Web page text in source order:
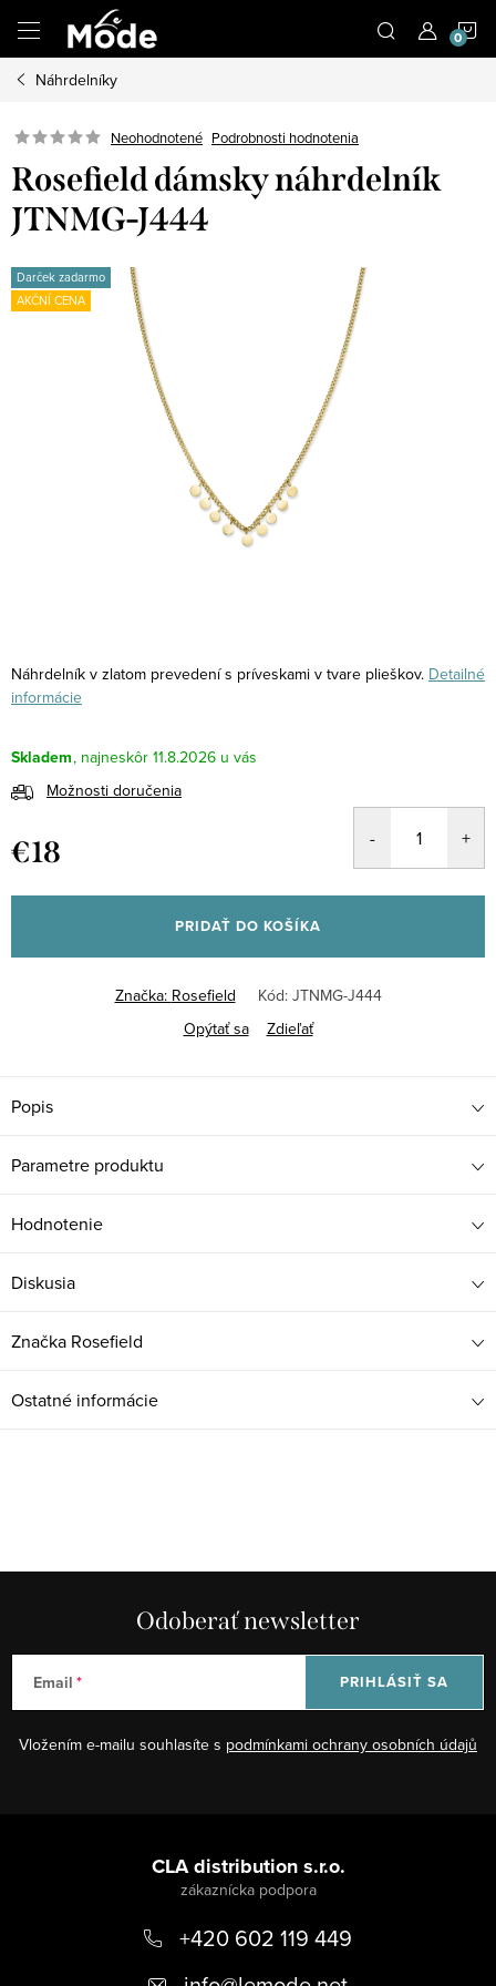
obsah
Náhrdelníky
Neohodnotené Podrobnosti hodnotenia
Rosefield dámsky náhrdelník
JTNMG-J444
Darček zadarmo
AKČNÍ CENA
Náhrdelník v zlatom prevedení s príveskami v tvare plieškov. Detailné
informácie
Skladem
11.8.2026
Možnosti doručenia
€18
cena:
PRIDAŤ DO KOŠÍKA
Značka: Rosefield Kód: JTNMG-J444
Opýtať sa
Zdieľať
Popis
Parametre produktu
Hodnotenie
Diskusia
Značka Rosefield
Ostatné informácie
Odoberať newsletter
Email
Vložením e-mailu souhlasíte s podmínkami ochrany osobních údajů
PRIHLÁSIŤ SA
CLA distribution s.r.o.
+420 602 119 449